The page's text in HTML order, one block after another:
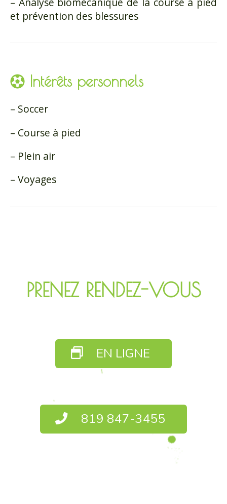
et prévention des blessures
Intérêts personnels
– Soccer
– Course à pied
– Plein air
– Voyages
PRENEZ RENDEZ-VOUS
EN LIGNE
819 847-3455